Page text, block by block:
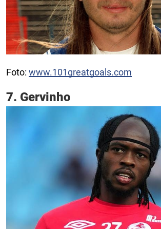
Foto: www.101greatgoals.com
7. Gervinho